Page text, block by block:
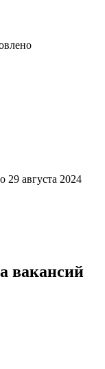
29 августа 2024
вакансий